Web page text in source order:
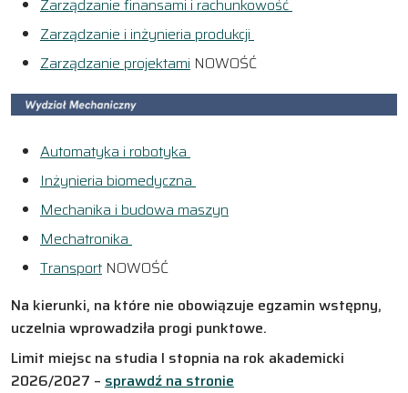
Zarządzanie finansami i rachunkowość
Zarządzanie i inżynieria produkcji
Zarządzanie projektami NOWOŚĆ
Automatyka i robotyka
Inżynieria biomedyczna
Mechanika i budowa maszyn
Mechatronika
Transport NOWOŚĆ
Na kierunki, na które nie obowiązuje egzamin wstępny,
uczelnia wprowadziła progi punktowe.
Limit miejsc na studia I stopnia na rok akademicki
2026/2027 – sprawdź na stronie